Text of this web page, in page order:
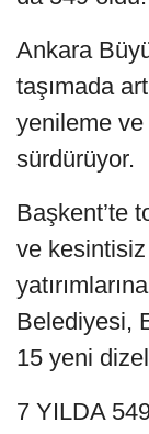
Ankara
taşımada
yenileme ve
sürdürüyor.
Başkent’te
ve
Belediyesi,
15 yeni
7 YILDA